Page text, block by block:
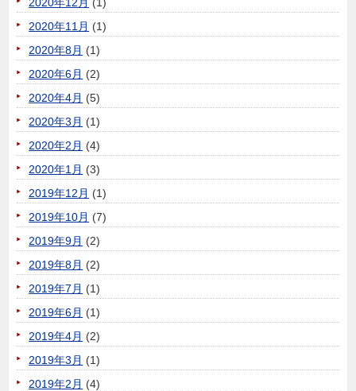
2020年11月 (1)
2020年8月 (1)
2020年6月 (2)
2020年4月 (5)
2020年3月 (1)
2020年2月 (4)
2020年1月 (3)
2019年12月 (1)
2019年10月 (7)
2019年9月 (2)
2019年8月 (2)
2019年7月 (1)
2019年6月 (1)
2019年4月 (2)
2019年3月 (1)
2019年2月 (4)